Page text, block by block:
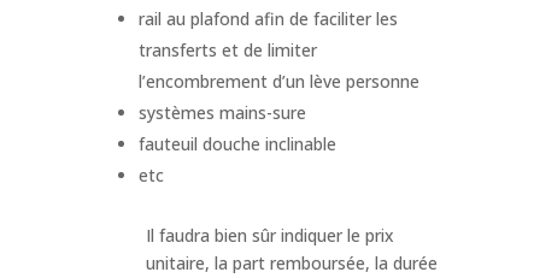
rail au plafond afin de faciliter les
transferts et de limiter
l’encombrement d’un lève personne
systèmes mains-sure
fauteuil douche inclinable
etc
Il faudra bien sûr indiquer le prix
unitaire, la part remboursée, la durée